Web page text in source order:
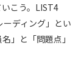
こう。LIST4
ディング」とい
」と「問題点」